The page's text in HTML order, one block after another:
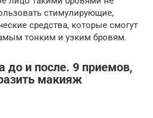
стимулирующие,
средства, которые смогут
тонким и узким бровям.
и после. 9 приемов,
макияж